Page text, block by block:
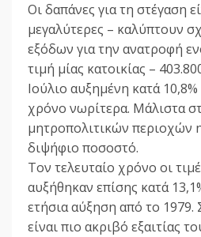
Οι δαπάνες για τη στέγαση
μεγαλύτερες – καλύπτουν
εξόδων για την ανατροφή
τιμή μίας κατοικίας –
Ιούλιο αυξημένη κατά
χρόνο νωρίτερα. Μάλιστα
μητροπολιτικών περιοχών
διψήφιο ποσοστό.
Τον τελευταίο χρόνο οι
αυξήθηκαν επίσης κατά
ετήσια αύξηση από το 1979.
είναι πιο ακριβό εξαιτίας